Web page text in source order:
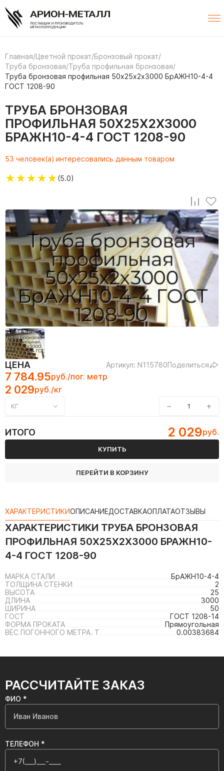
Главная/Цветной прокат/Бронзовый прокат/
Труба бронзовая/Труба профильная бронзовая/
Труба бронзовая профильная 50х25х2х3000 БрАЖН10-4-4
ГОСТ 1208-90
ТРУБА БРОНЗОВАЯ
ПРОФИЛЬНАЯ 50Х25Х2Х3000
БРАЖН10-4-4 ГОСТ 1208-90
53 человек(а) интересовались данным товаром
★★★★★(5.0)
ЦЕНА Артикул: N115780Поделиться
7 784.95руб./пог. метр
2 029руб./кг
КГ − +
ИТОГО 2 029руб.
КУПИТЬ
ПЕРЕЙТИ В КОРЗИНУ
ХАРАКТЕРИСТИКИОПИСАНИЕДОСТАВКАОПЛАТАОТЗЫВЫ
ХАРАКТЕРИСТИКИ ТРУБА БРОНЗОВАЯ
ПРОФИЛЬНАЯ 50Х25Х2Х3000 БРАЖН10-
4-4 ГОСТ 1208-90
МАРКА СТАЛИ
БрАЖН10-4-4
ТОЛЩИНА СТЕНКИ
2
ВЫСОТА
25
ДЛИНА
3000
ШИРИНА
50
ГОСТ
ГОСТ 1208-14
ФОРМА ПРОКАТА
Прямоугольная
ВЕС ПОГОННОГО МЕТРА. Т
0.00383684
РАССЧИТАЙТЕ ЗАКАЗ
ФИО *
ТЕЛЕФОН *